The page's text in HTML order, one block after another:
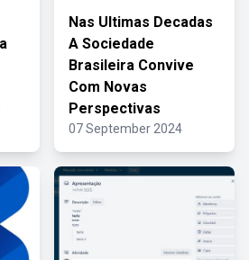
Nas Ultimas Decadas
A Sociedade
Brasileira Convive
Com Novas
Perspectivas
07 September 2024